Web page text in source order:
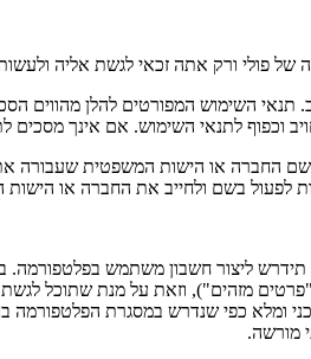
של פולי ורק אתה זכאי לגשת אליה
תנאי השימוש המפורטים להלן מהווים
וכפוף לתנאי השימוש. אם אינך
החברה או הישות המשפטית שעבורה
לפעול בשם ולחייב את החברה או
תידרש ליצור חשבון משתמש
מזהים"), וזאת על מנת שתוכל
ומלא כפי שנדרש במסגרת
מורשה.